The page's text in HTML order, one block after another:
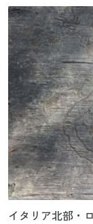
イタリア北部・